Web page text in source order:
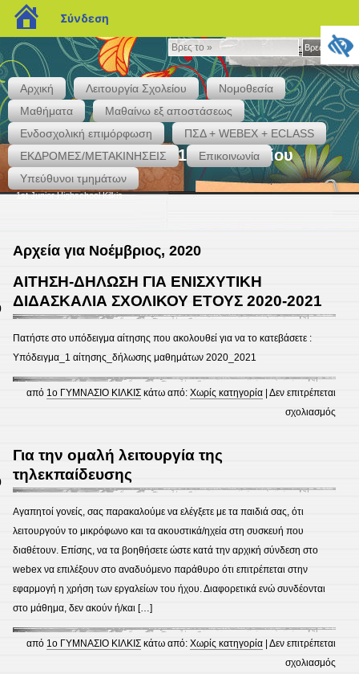
Βρες
το
»
Βρες το »
Αρχική Λειτουργία Σχολείου
Νομοθεσία
Μαθήματα
Μαθαίνω εξ αποστάσεως
Ενδοσχολική επιμόρφωση
ΠΣΔ + WEBEX + ECLASS
ΕΚΔΡΟΜΕΣ/ΜΕΤΑΚΙΝΗΣΕΙΣ
Επικοινωνία
Υπεύθυνοι τμημάτων
Το επίσημο blog του 1ου Γυμνασίου
Κιλκίς
1st Junior Highschool Kilkis
Αρχεία για Νοέμβριος, 2020
ΑΙΤΗΣΗ-ΔΗΛΩΣΗ ΓΙΑ ΕΝΙΣΧΥΤΙΚΗ
ΔΙΔΑΣΚΑΛΙΑ ΣΧΟΛΙΚΟΥ ΕΤΟΥΣ 2020-2021
Πατήστε στο υπόδειγμα αίτησης που ακολουθεί για να το κατεβάσετε :
Υπόδειγμα_1 αίτησης_δήλωσης μαθημάτων 2020_2021
από 1ο ΓΥΜΝΑΣΙΟ ΚΙΛΚΙΣ κάτω από:Χωρίς κατηγορία |Δεν επιτρέπεται
σχολιασμός
Για την ομαλή λειτουργία της
τηλεκπαίδευσης
Αγαπητοί γονείς, σας παρακαλούμε να ελέγξετε με τα παιδιά σας, ότι
λειτουργούν το μικρόφωνο και τα ακουστικά/ηχεία στη συσκευή που
διαθέτουν. Επίσης, να τα βοηθήσετε ώστε κατά την αρχική σύνδεση στο
webex να επιλέξουν στο αναδυόμενο παράθυρο ότι επιτρέπεται στην
εφαρμογή η χρήση των εργαλείων του ήχου. Διαφορετικά ενώ συνδέονται
στο μάθημα, δεν ακούν ή/και […]
από 1ο ΓΥΜΝΑΣΙΟ ΚΙΛΚΙΣ κάτω από:Χωρίς κατηγορία |Δεν επιτρέπεται
σχολιασμός
blogs.sch.gr
Σύνδεση